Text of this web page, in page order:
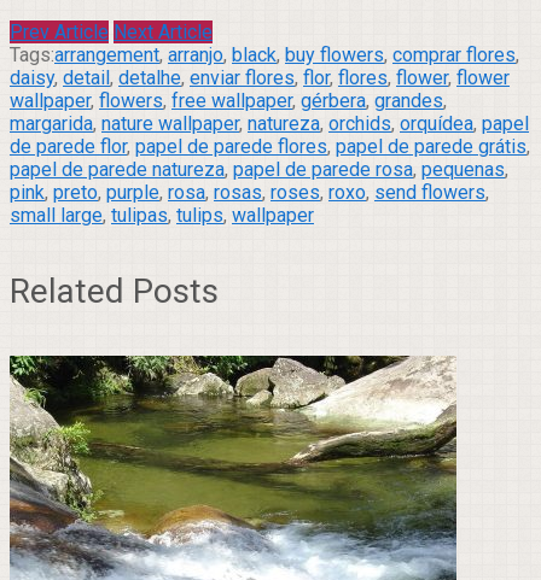
Prev Article Next Article
Tags:arrangement, arranjo, black, buy flowers, comprar flores,
daisy, detail, detalhe, enviar flores, flor, flores, flower, flower
wallpaper, flowers, free wallpaper, gérbera, grandes,
margarida, nature wallpaper, natureza, orchids, orquídea, papel
de parede flor, papel de parede flores, papel de parede grátis,
papel de parede natureza, papel de parede rosa, pequenas,
pink, preto, purple, rosa, rosas, roses, roxo, send flowers,
small large, tulipas, tulips, wallpaper
Related Posts